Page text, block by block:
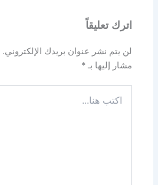
اترك تعليقاً
لن يتم نشر عنوان بريدك الإلكتروني.
مشار إليها بـ*
هنا...